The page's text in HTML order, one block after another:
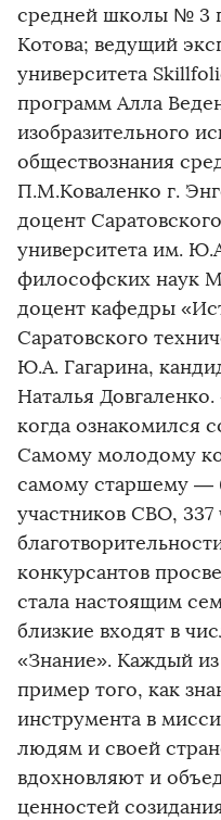
средней школы № 3
Котова; ведущий
университета
программ Алла
изобразительного
обществознания
П.М.Коваленко г.
доцент
университета им.
философских наук
доцент кафедры
Саратовского
Ю.А. Гагарина,
Наталья
когда ознакомился
Самому молодому
самому старшему —
участников СВО, 337
конкурсантов
стала настоящим
близкие входят в
«Знание». Каждый
пример того, как
инструмента в
людям и своей
вдохновляют и
ценностей